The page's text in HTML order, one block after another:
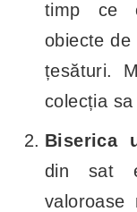
timp ce
obiecte de
țesături.
colecția
Biserica
din sat
valoroase